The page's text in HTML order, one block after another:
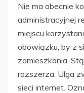
Nie ma obecnie
administracyjnej
miejscu
obowiązku, by z
zamieszkania.
rozszerza. Ulga
sieci internet.